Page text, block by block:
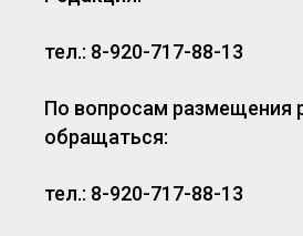
тел.: 8-920-717-88-13
По вопросам размещения
обращаться:
тел.: 8-920-717-88-13